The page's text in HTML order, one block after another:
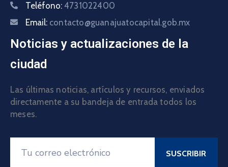
Teléfono: 4731022400
Email: contacto@guanajuatocapital.gob.mx
Noticias y actualizaciones de la
ciudad
Las últimas noticias, artículos y recursos, enviados
directamente a su bandeja de entrada todos los
meses.